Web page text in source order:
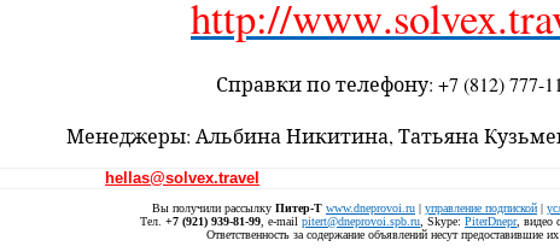
http://www.solvex.
Справки по телефону: +7 (812) 777-
Менеджеры: Альбина Никитина, Татьяна
hellas@solvex.travel
Вы получили рассылку Питер-Т www.dneprovoi.ru | управление подпиской |
Тел. +7 (921) 939-81-99 , е-mail pitert@dneprovoi.spb.ru , Skype: PiterDnepr, видео
Ответственность за содержание объявлений несут предоставившие